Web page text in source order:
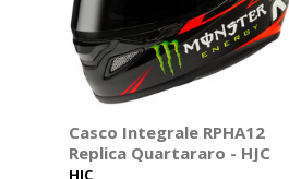
Casco Integrale RPHA12
Replica Quartararo - HJC
HJC